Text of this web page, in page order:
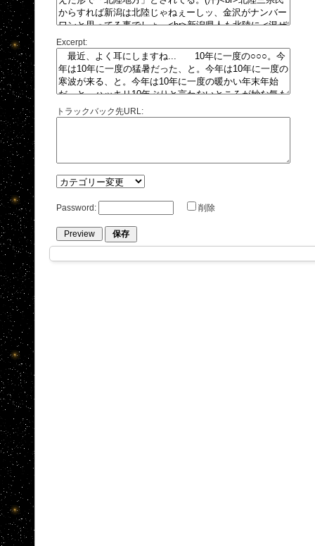
Excerpt:
トラックバック先URL:
Password: 削除